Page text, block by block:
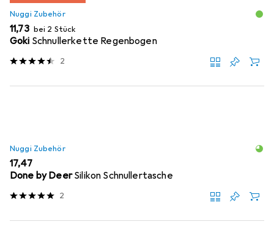
Nuggi Zubehör
EUR
11,73 bei 2 Stück
Goki Schnullerkette Regenbogen
2
Nuggi Zubehör
EUR
17,47
Done by Deer Silikon Schnullertasche
2